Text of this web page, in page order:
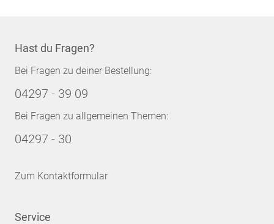
Hast du Fragen?
Bei Fragen zu deiner Bestellung:
04297 - 39 09
Bei Fragen zu allgemeinen Themen:
04297 - 30
Zum Kontaktformular
Service